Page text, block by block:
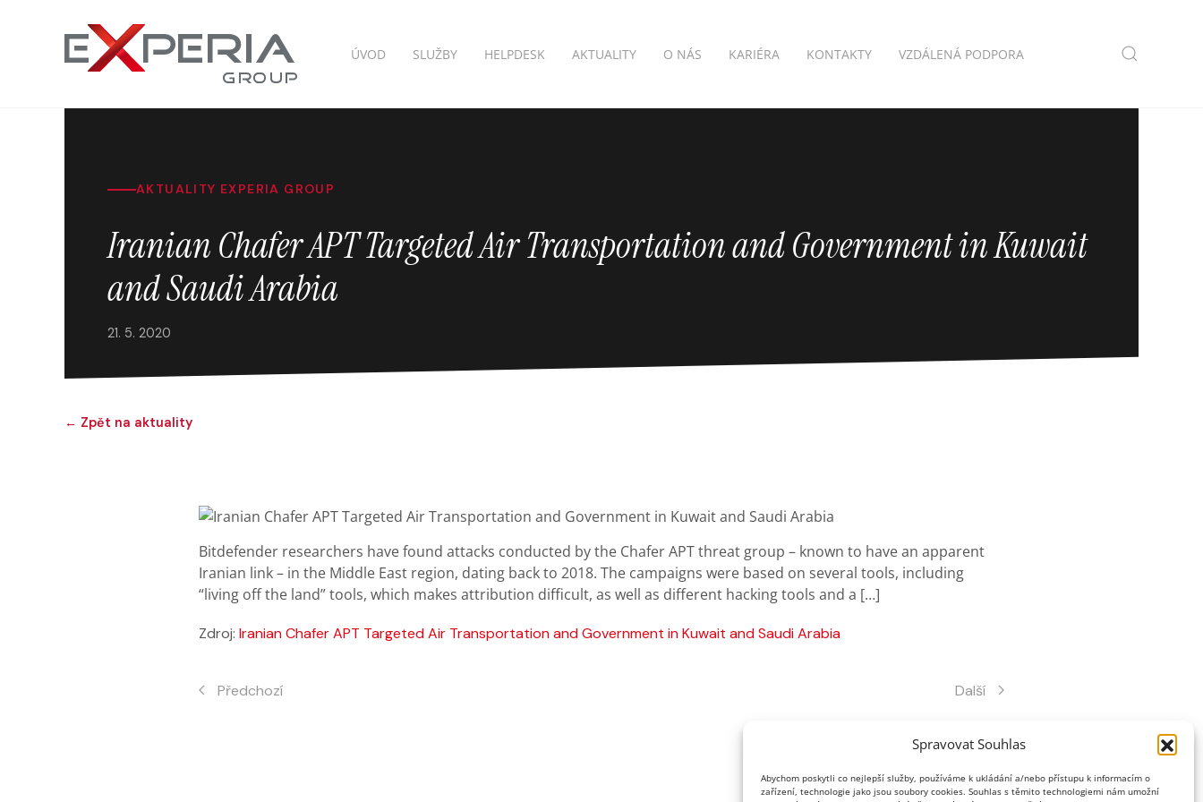
Spravovat Souhlas
Abychom poskytli co nejlepší služby, používáme k ukládání a/nebo přístupu k informacím o
zařízení, technologie jako jsou soubory cookies. Souhlas s těmito technologiemi nám umožní
ÚVOD SLUŽBY HELPDESK AKTUALITY O NÁS KARIÉRA KONTAKTY VZDÁLENÁ PODPORA
AKTUALITY EXPERIA GROUP
Iranian Chafer APT Targeted Air Transportation and Government in Kuwait
and Saudi Arabia
21. 5. 2020
← Zpět na aktuality
Bitdefender researchers have found attacks conducted by the Chafer APT threat group – known to have an apparent
Iranian link – in the Middle East region, dating back to 2018. The campaigns were based on several tools, including
“living off the land” tools, which makes attribution difficult, as well as different hacking tools and a […]
Zdroj: Iranian Chafer APT Targeted Air Transportation and Government in Kuwait and Saudi Arabia
Předchozí Další